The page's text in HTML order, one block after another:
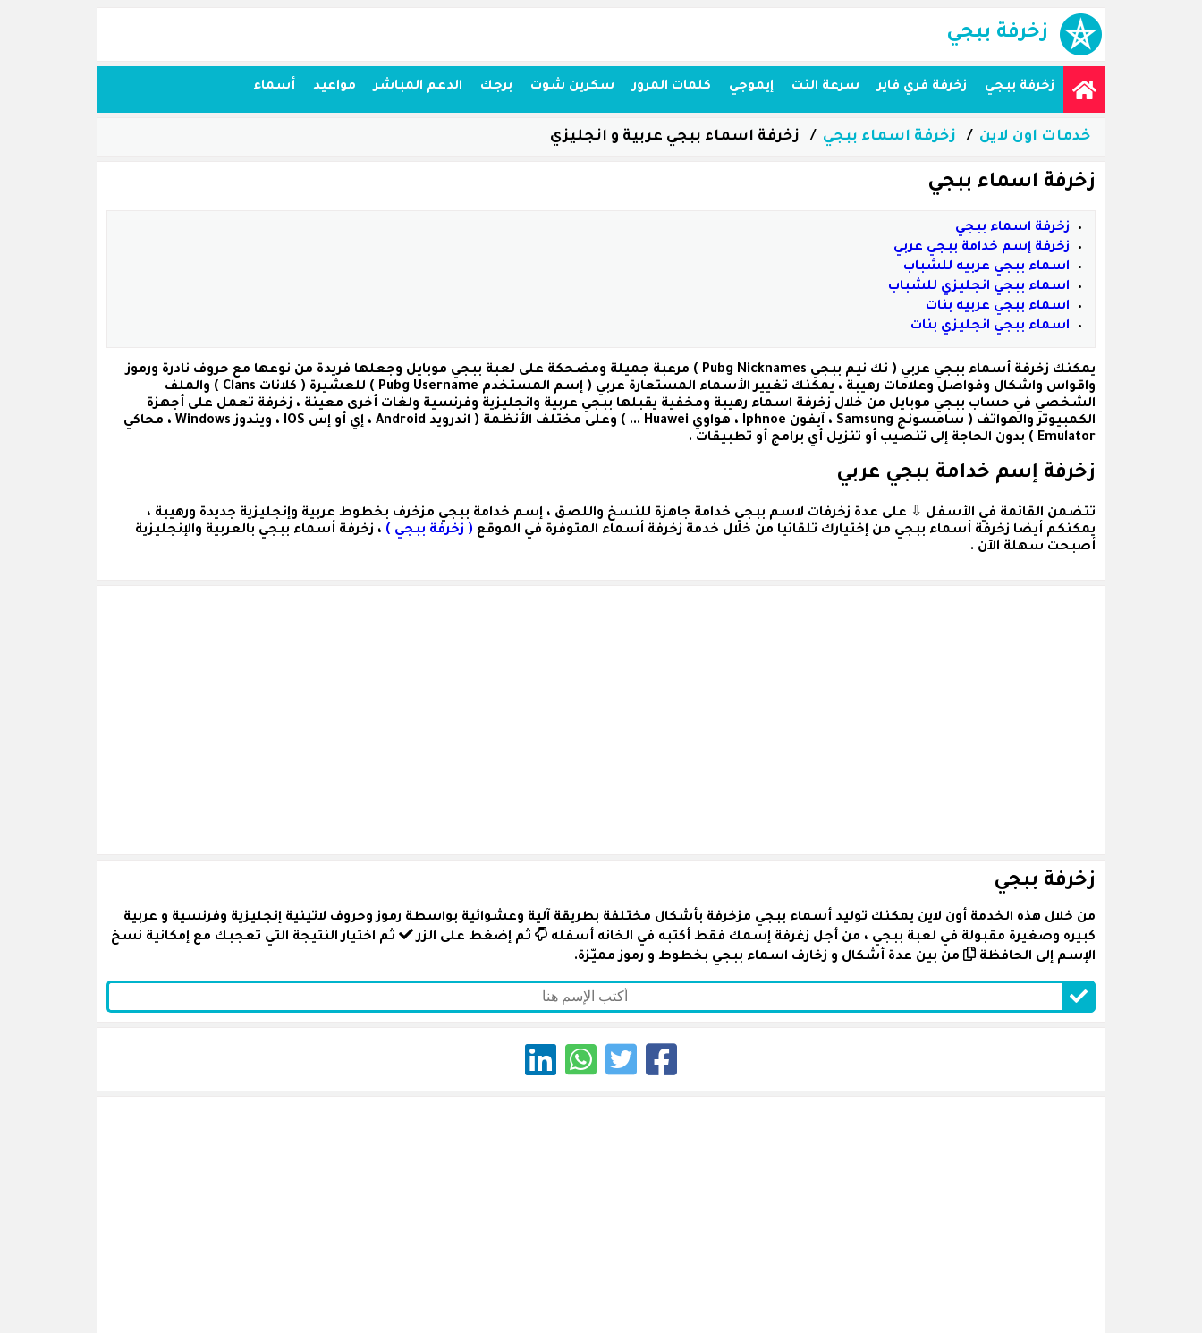
زخرفة ببجي
زخرفة ببجي زخرفة فري فاير سرعة النت إيموجي كلمات المرور سكرين شوت برجك الدعم المباشر مواعيد أسماء
خدمات اون لاين زخرفة اسماء ببجي زخرفة اسماء ببجي عربية و انجليزي
زخرفة اسماء ببجي
زخرفة اسماء ببجي
زخرفة إسم خدامة ببجي عربي
اسماء ببجي عربيه للشباب
اسماء ببجي انجليزي للشباب
اسماء ببجي عربيه بنات
اسماء ببجي انجليزي بنات
يمكنك زخرفة أسماء ببجي عربي
( نك نيم ببجي Pubg Nicknames ) مرعبة جميلة ومضحكة على لعبة ببجي موبايل وجعلها فريدة من نوعها مع حروف نادرة ورموز
واقواس واشكال وفواصل وعلامات رهيبة ، يمكنك تغيير الأسماء المستعارة عربي ( إسم المستخدم Pubg Username ) للعشيرة ( كلانات Clans )
والملف
الشخصي في حساب ببجي موبايل من خلال زخرفة اسماء رهيبة ومخفية يقبلها ببجي عربية وانجليزية وفرنسية ولغات أخرى معينة ، زخرفة تعمل على أجهزة
الكمبيوتر والهواتف ( سامسونج Samsung ، آيفون Iphnoe ، هواوي Huawei ... ) وعلى مختلف الأنظمة ( اندرويد Android ، إي أو إس IOS ، ويندوز Windows ، محاكي
Emulator ) بدون الحاجة إلى تنصيب أو تنزيل أي برامج أو تطبيقات .
زخرفة إسم خدامة ببجي عربي
تتضمن القائمة في الأسفل ⇩ على عدة زخرفات لاسم ببجي خدامة جاهزة للنسخ واللصق ، إسم خدامة ببجي مزخرف بخطوط عربية وإنجليزية جديدة ورهيبة ،
يمكنكم أيضا زخرفة أسماء ببجي من إختيارك تلقائيا من خلال خدمة زخرفة أسماء المتوفرة في الموقع ( زخرفة ببجي ) ، زخرفة أسماء ببجي بالعربية والإنجليزية
أصبحت سهلة الآن .
زخرفة ببجي
من خلال هذه الخدمة أون لاين يمكنك توليد أسماء ببجي مزخرفة بأشكال مختلفة بطريقة آلية وعشوائية بواسطة رموز وحروف لاتينية إنجليزية وفرنسية و عربية
كبيره وصغيرة مقبولة في لعبة ببجي ، من أجل زغرفة إسمك فقط أكتبه في الخانه أسفله
ثم إضغط على الزر
ثم اختيار النتيجة التي تعجبك مع إمكانية نسخ
الإسم إلى الحافظة
من بين عدة أشكال و زخارف اسماء ببجي بخطوط و رموز مميّزة.